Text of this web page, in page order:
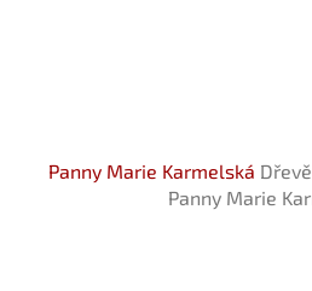
Panny Marie Karmelská
Panny Marie